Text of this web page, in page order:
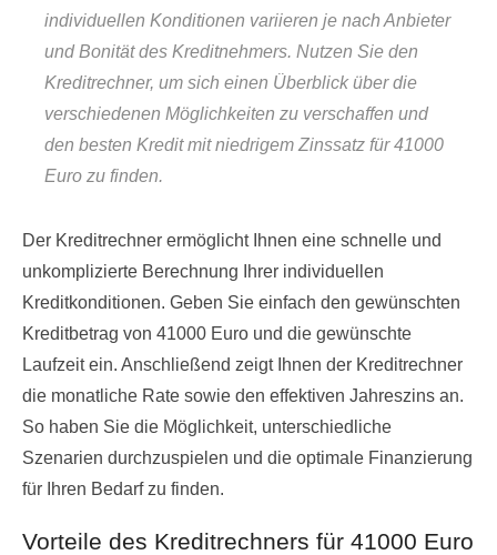
individuellen Konditionen variieren je nach Anbieter
und Bonität des Kreditnehmers. Nutzen Sie den
Kreditrechner, um sich einen Überblick über die
verschiedenen Möglichkeiten zu verschaffen und
den besten Kredit mit niedrigem Zinssatz für 41000
Euro zu finden.
Der Kreditrechner ermöglicht Ihnen eine schnelle und
unkomplizierte Berechnung Ihrer individuellen
Kreditkonditionen. Geben Sie einfach den gewünschten
Kreditbetrag von 41000 Euro und die gewünschte
Laufzeit ein. Anschließend zeigt Ihnen der Kreditrechner
die monatliche Rate sowie den effektiven Jahreszins an.
So haben Sie die Möglichkeit, unterschiedliche
Szenarien durchzuspielen und die optimale Finanzierung
für Ihren Bedarf zu finden.
Vorteile des Kreditrechners für 41000 Euro